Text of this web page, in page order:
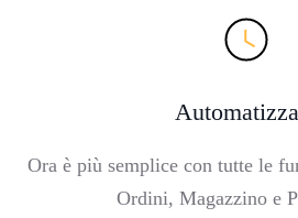
Ora è più semplice con tutte le
Ordini, Magazzino e